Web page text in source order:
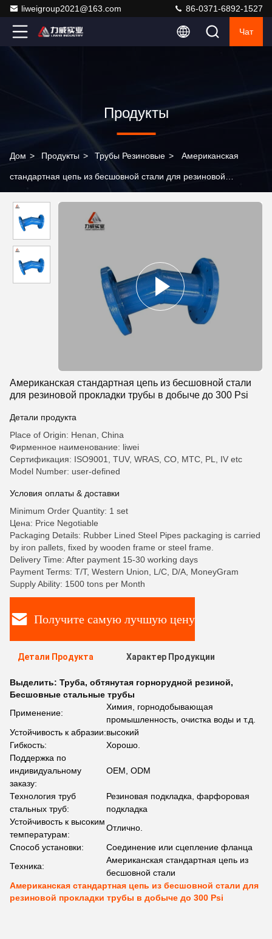
liweigroup2021@163.com 86-0371-6892-1527
Чат
Продукты
Дом > Продукты > Трубы Резиновые > Американская
стандартная цепь из бесшовной стали для резиновой
Американская стандартная цепь из бесшовной стали
для резиновой прокладки трубы в добыче до 300 Psi
Детали продукта
Place of Origin: Henan, China
Фирменное наименование: liwei
Сертификация: ISO9001, TUV, WRAS, CO, MTC, PL, IV etc
Model Number: user-defined
Условия оплаты & доставки
Minimum Order Quantity: 1 set
Цена: Price Negotiable
Packaging Details: Rubber Lined Steel Pipes packaging is carried
by iron pallets, fixed by wooden frame or steel frame.
Delivery Time: After payment 15-30 working days
Payment Terms: T/T, Western Union, L/C, D/A, MoneyGram
Supply Ability: 1500 tons per Month
Получите самую лучшую цену
Детали Продукта Характер Продукции
Выделить: Труба, обтянутая горнорудной резиной,
Бесшовные стальные трубы
Применение:
Химия, горнодобывающая
промышленность, очистка воды и т.д.
Устойчивость к абразии:высокий
Гибкость:
Хорошо.
Поддержка по
индивидуальному
заказу:
OEM, ODM
Технология труб
стальных труб:
Резиновая подкладка, фарфоровая
подкладка
Устойчивость к высоким
температурам:
Отлично.
Способ установки:
Соединение или сцепление фланца
Техника:
Американская стандартная цепь из
бесшовной стали
Американская стандартная цепь из бесшовной стали для
резиновой прокладки трубы в добыче до 300 Psi